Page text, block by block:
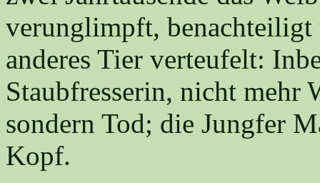
verunglimpft, benachteiligt
anderes Tier verteufelt:
Staubfresserin, nicht mehr
sondern Tod; die Jungfer
Kopf.